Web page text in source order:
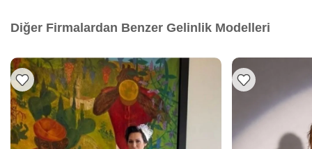
Diğer Firmalardan Benzer Gelinlik Modelleri